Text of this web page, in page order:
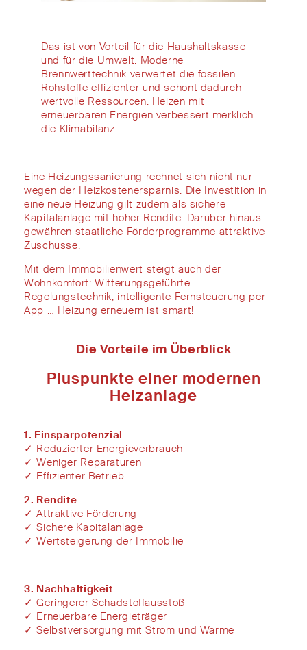
Das ist von Vorteil fürdie Haushaltskasse –
und fürdie Umwelt. Moderne
Brennwerttechnik verwertet die fossilen
Rohstoffeeffizienter und schont dadurch
wertvolle Ressourcen. Heizen mit
erneuerbaren Energien verbessert merklich
die Klimabilanz.
Eine Heizungssanierung rechnet sich nicht nur
wegen der Heizkostenersparnis. Die Investition in
eine neue Heizung gilt zudemals sichere
Kapitalanlage mit hoher Rendite. Darüber hinaus
gewähren staatliche Förderprogramme attraktive
Zuschüsse.
Mit dem Immobilienwert steigt auch der
Wohnkomfort: Witterungsgeführte
Regelungstechnik, intelligente Fernsteuerung per
App … Heizung erneuern ist smart!
Die Vorteile im Überblick
Pluspunkte einer modernen
Heizanlage
1. Einsparpotenzial
✓ Reduzierter Energieverbrauch
✓ Weniger Reparaturen
✓ Effizienter Betrieb
2. Rendite
✓Attraktive Förderung
✓Sichere Kapitalanlage
✓Wertsteigerung der Immobilie
3. Nachhaltigkeit
✓Geringerer Schadstoffausstoß
✓ Erneuerbare Energieträger
✓Selbstversorgung mit Strom und Wärme